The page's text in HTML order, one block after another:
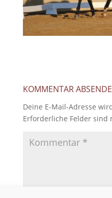
KOMMENTAR
Deine E-Mail-Adresse
Erforderliche Felder sind